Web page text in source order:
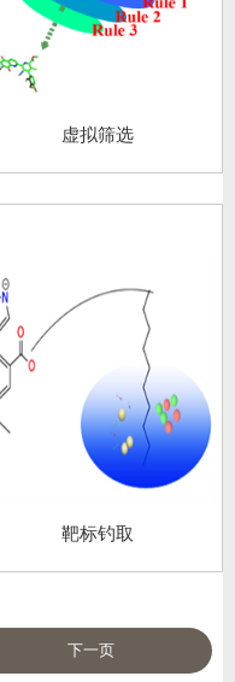
虚拟筛选
靶标钓取
下一页